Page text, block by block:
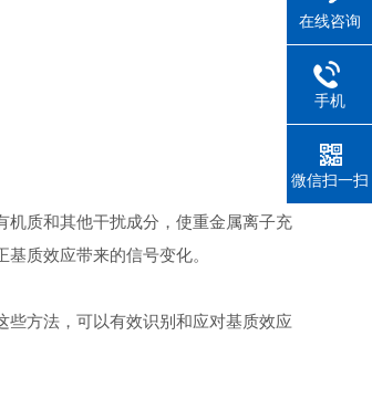
质和其他干扰成分，使重金属离子充
质效应带来的信号变化。
方法，可以有效识别和应对基质效应
在线咨询
手机
微信扫一扫